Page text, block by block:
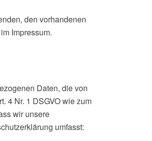
den vorhandenen
Impressum.
Daten, die von
4 Nr. 1 DSGVO wie zum
wir unsere
umfasst: